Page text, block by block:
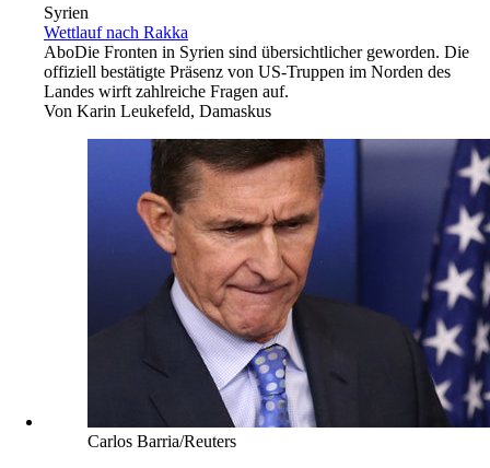
Syrien
Wettlauf nach Rakka
AboDie Fronten in Syrien sind übersichtlicher geworden. Die
offiziell bestätigte Präsenz von US-Truppen im Norden des
Landes wirft zahlreiche Fragen auf.
Von Karin Leukefeld, Damaskus
Carlos Barria/Reuters